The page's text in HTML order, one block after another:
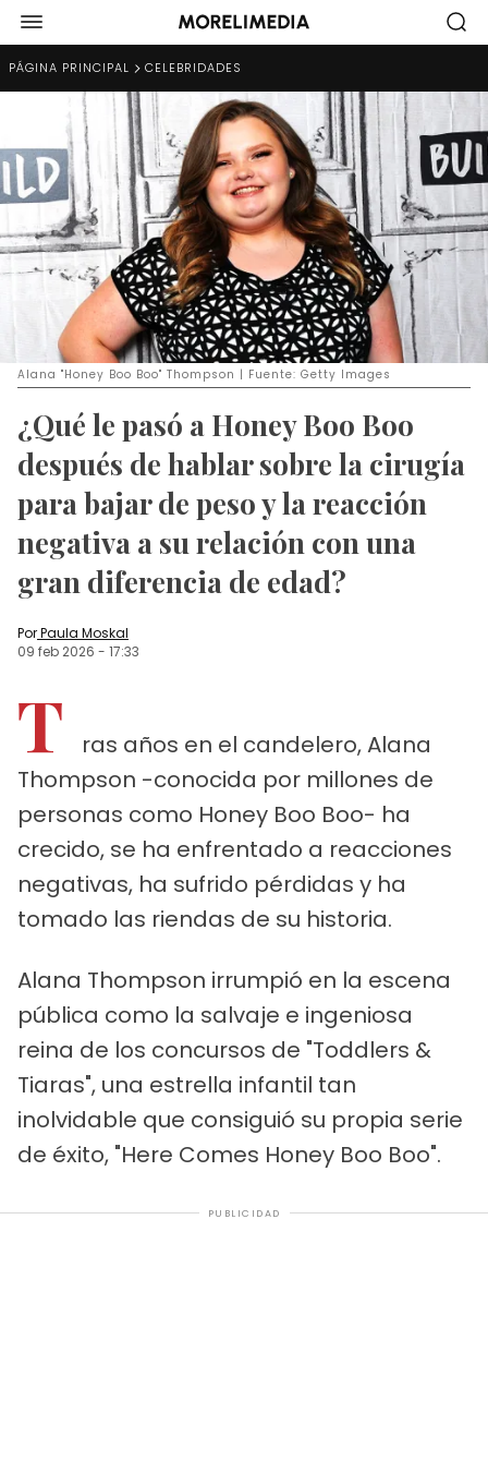
PÁGINA PRINCIPAL CELEBRIDADES
Alana "Honey Boo Boo" Thompson | Fuente: Getty Images
¿Qué le pasó a Honey Boo Boo
después de hablar sobre la cirugía
para bajar de peso y la reacción
negativa a su relación con una
gran diferencia de edad?
PorPaula Moskal
09 feb 2026 - 17:33
T
ras años en el candelero, Alana
Thompson -conocida por millones de
personas como Honey Boo Boo- ha
crecido, se ha enfrentado a reacciones
negativas, ha sufrido pérdidas y ha
tomado las riendas de su historia.
Alana Thompson irrumpió en la escena
pública como la salvaje e ingeniosa
reina de los concursos de "Toddlers &
Tiaras", una estrella infantil tan
inolvidable que consiguió su propia serie
de éxito, "Here Comes Honey Boo Boo".
PUBLICIDAD